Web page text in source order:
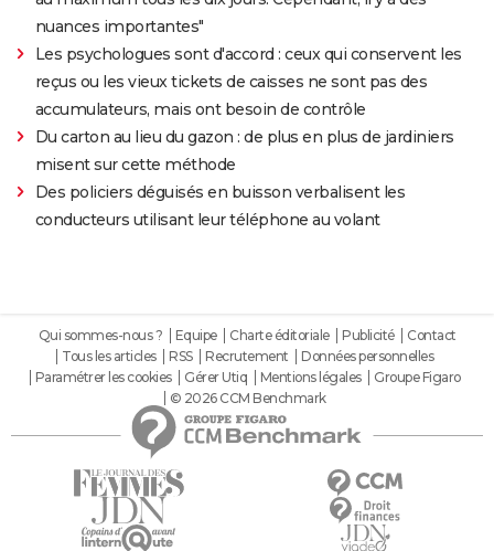
nuances importantes"
Les psychologues sont d'accord : ceux qui conservent les
reçus ou les vieux tickets de caisses ne sont pas des
accumulateurs, mais ont besoin de contrôle
Du carton au lieu du gazon : de plus en plus de jardiniers
misent sur cette méthode
Des policiers déguisés en buisson verbalisent les
conducteurs utilisant leur téléphone au volant
Qui sommes-nous ? Equipe Charte éditoriale Publicité
Contact
Tous les articles
RSS Recrutement
Données personnelles
Paramétrer les cookies
Gérer Utiq Mentions légales
Groupe Figaro
© 2026 CCM Benchmark